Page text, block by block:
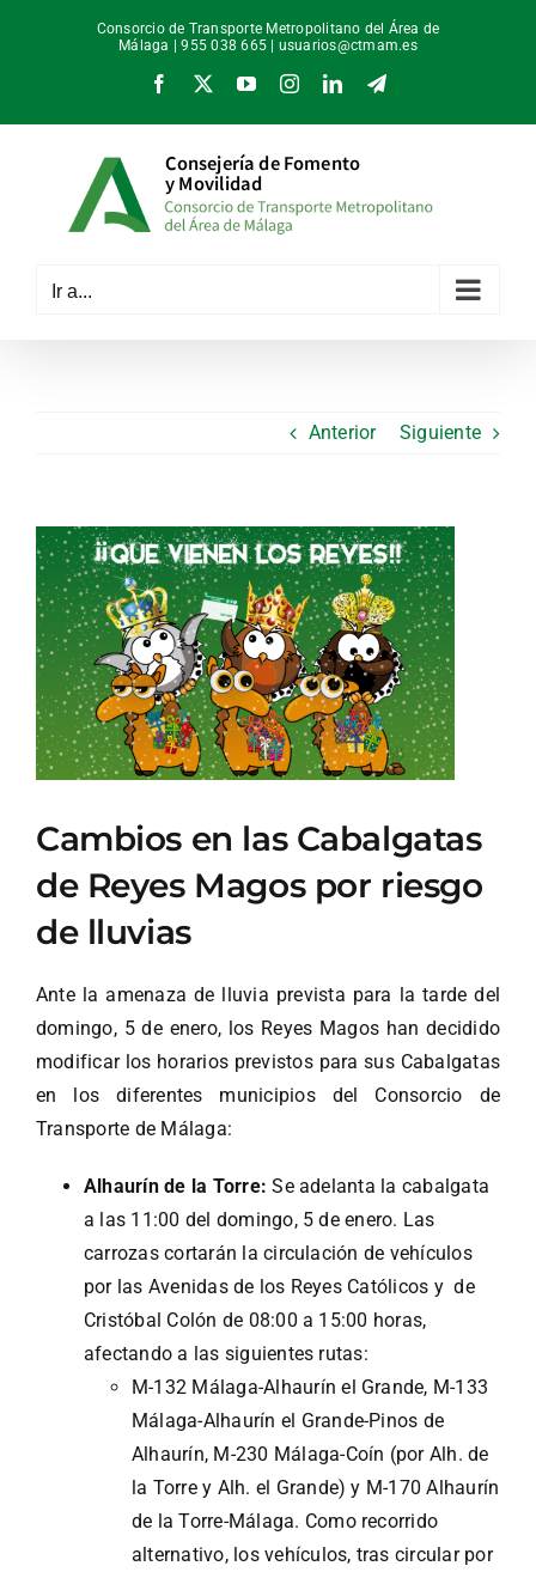
Consorcio de Transporte Metropolitano del Área de
Málaga | 955 038 665 | usuarios@ctmam.es
Facebook
X YouTubeInstagramLinkedInTelegram
Ir a...
Anterior Siguiente
Ver
imagen
más
grande
Cambios en las Cabalgatas
de Reyes Magos por riesgo
de lluvias
Ante la amenaza de lluvia prevista para la tarde del
domingo, 5 de enero, los Reyes Magos han decidido
modificar los horarios previstos para sus Cabalgatas
en los diferentes municipios del Consorcio de
Transporte de Málaga:
Alhaurín de la Torre: Se adelanta la cabalgata
a las 11:00 del domingo, 5 de enero. Las
carrozas cortarán la circulación de vehículos
por las Avenidas de los Reyes Católicos y de
Cristóbal Colón de 08:00 a 15:00 horas,
afectando a las siguientes rutas:
M-132 Málaga-Alhaurín el Grande, M-133
Málaga-Alhaurín el Grande-Pinos de
Alhaurín, M-230 Málaga-Coín (por Alh. de
la Torre y Alh. el Grande) y M-170 Alhaurín
de la Torre-Málaga. Como recorrido
alternativo, los vehículos, tras circular por